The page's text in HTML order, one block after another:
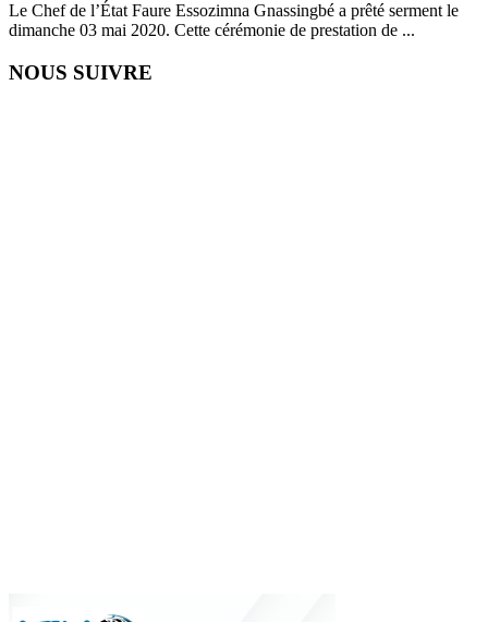
Le Chef de l’État Faure Essozimna Gnassingbé a prêté serment le
dimanche 03 mai 2020. Cette cérémonie de prestation de ...
NOUS SUIVRE